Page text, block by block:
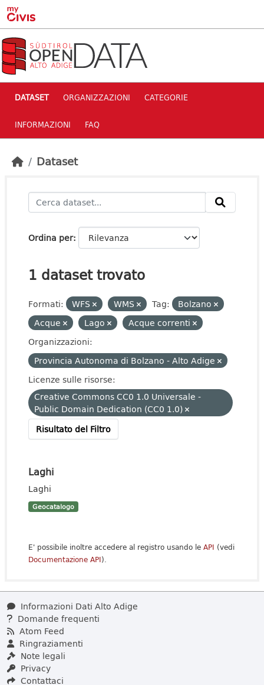
Skip to main content
DATASET ORGANIZZAZIONI CATEGORIE
INFORMAZIONI FAQ
Dataset
Ordina per
1 dataset trovato
Formati: WFS WMS Tag:
Bolzano
Acque
Lago
Acque correnti
Organizzazioni:
Provincia Autonoma di Bolzano - Alto Adige
Licenze sulle risorse:
Creative Commons CC0 1.0 Universale -
Public Domain Dedication (CC0 1.0)
Risultato del Filtro
Laghi
Laghi
Geocatalogo
E' possibile inoltre accedere al registro usando le API (vedi
Documentazione API).
Informazioni Dati Alto Adige
Domande frequenti
Atom Feed
Ringraziamenti
Note legali
Privacy
Contattaci